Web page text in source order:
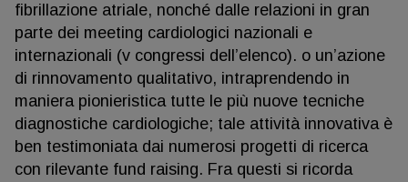
fibrillazione atriale, nonché dalle relazioni in gran
parte dei meeting cardiologici nazionali e
internazionali (v congressi dell’elenco). o un’azione
di rinnovamento qualitativo, intraprendendo in
maniera pionieristica tutte le più nuove tecniche
diagnostiche cardiologiche; tale attività innovativa è
ben testimoniata dai numerosi progetti di ricerca
con rilevante fund raising. Fra questi si ricorda